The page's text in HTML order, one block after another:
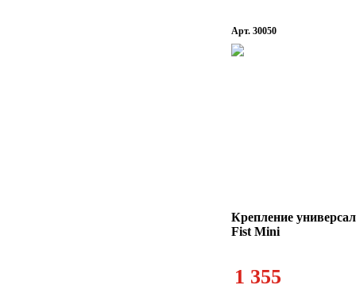
Арт. 30050
Крепление
Fist Mini
1 355